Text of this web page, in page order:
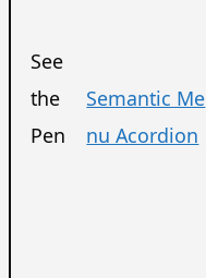
See
the
Pen
Semantic Me
nu Acordion